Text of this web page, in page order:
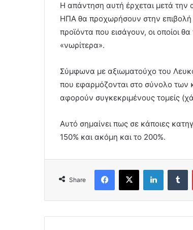
Η απάντηση αυτή έρχεται μετά την
ΗΠΑ θα προχωρήσουν στην επιβολή
προϊόντα που εισάγουν, οι οποίοι
«νωρίτερα».
Σύμφωνα με αξιωματούχο του
που εφαρμόζονται στο σύνολο των
αφορούν συγκεκριμένους τομείς
Αυτό σημαίνει πως σε κάποιες
150% και ακόμη και το 200%.
Share
Facebook
X LinkedIn